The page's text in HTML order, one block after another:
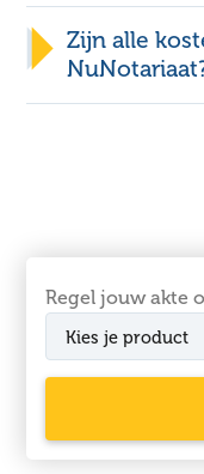
Zijn alle
Regel jouw akte
Kies je product